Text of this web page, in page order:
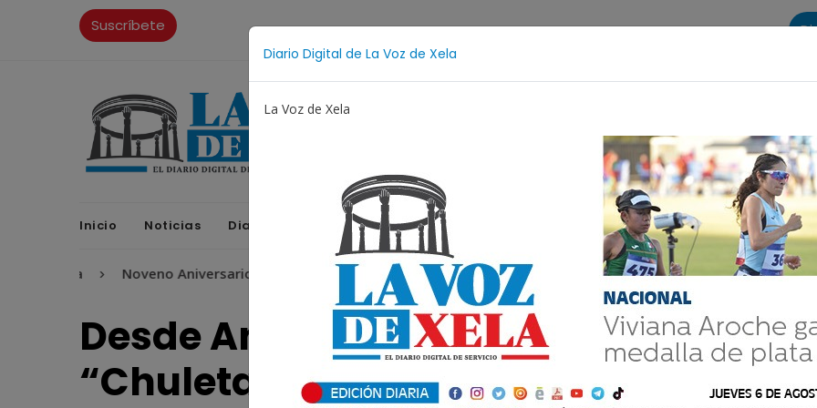
Diario Digital de La Voz de Xela
La Voz de Xela
Suscríbete
Inicio Noticias Diario Digital Opiniones La Voz de Xela Sports Contáctanos LA VOZ 25
Noveno Aniversario Niñez y Adolescencia Estafa Protección Infantil
Desde Anaya, Mendivil, hasta
“Chuleta” Orozco